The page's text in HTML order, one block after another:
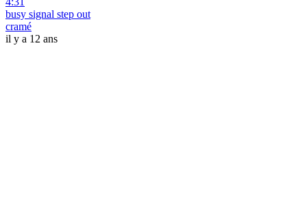
busy signal step out
cramé
il y a 12 ans